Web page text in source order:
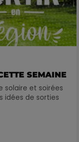
SEMAINE
solaire et soirées
idées de sorties